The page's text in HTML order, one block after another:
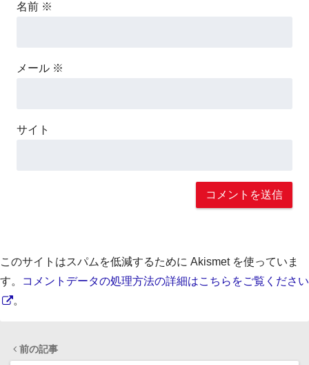
名前 ※
メール ※
サイト
このサイトはスパムを低減するために Akismet を使っていま
す。
コメントデータの処理方法の詳細はこちらをご覧ください
。
前の記事